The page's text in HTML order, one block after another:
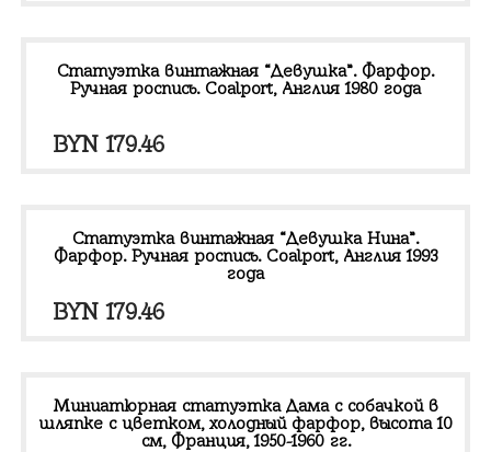
Статуэтка винтажная “Девушка”. Фарфор.
Ручная роспись. Coalport, Англия 1980 года
BYN 179.46
Статуэтка винтажная “Девушка Нина”.
Фарфор. Ручная роспись. Coalport, Англия 1993
года
BYN 179.46
Миниатюрная статуэтка Дама с собачкой в
шляпке с цветком, холодный фарфор, высота 10
см, Франция, 1950-1960 гг.